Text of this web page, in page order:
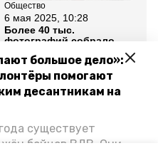
большое дело»:
помогают
десантникам на
существует
жён бойцов ВДВ. Они
Общество
6 мая 2025, 10:28
Более 40 тыс.
фотографий собрало
Победителей» в
Ставрополе